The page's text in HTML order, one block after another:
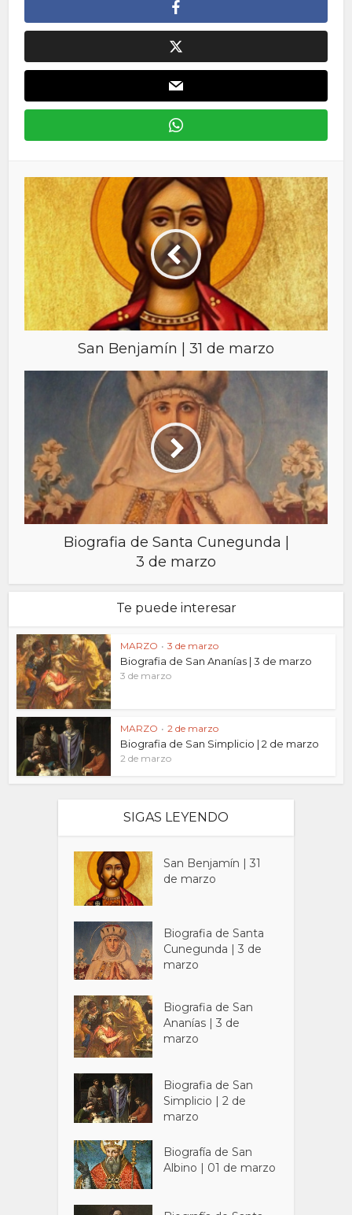
San Benjamín | 31 de marzo
Biografia de Santa Cunegunda |
3 de marzo
Te puede interesar
MARZO • 3 de marzo
Biografia de San Ananías | 3 de marzo
3 de marzo
MARZO • 2 de marzo
Biografia de San Simplicio | 2 de marzo
2 de marzo
SIGAS LEYENDO
San Benjamín | 31
de marzo
Biografia de Santa
Cunegunda | 3 de
marzo
Biografia de San
Ananías | 3 de
marzo
Biografia de San
Simplicio | 2 de
marzo
Biografía de San
Albino | 01 de marzo